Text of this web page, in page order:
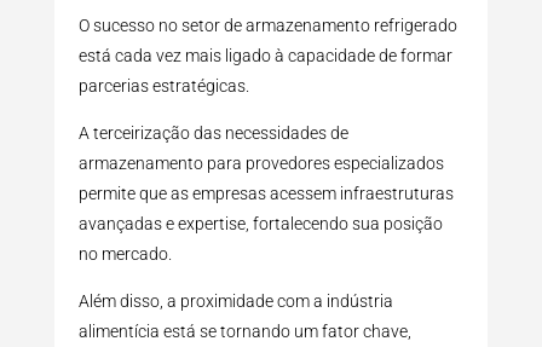
O sucesso no setor de armazenamento refrigerado
está cada vez mais ligado à capacidade de formar
parcerias estratégicas.
A terceirização das necessidades de
armazenamento para provedores especializados
permite que as empresas acessem infraestruturas
avançadas e expertise, fortalecendo sua posição
no mercado.
Além disso, a proximidade com a indústria
alimentícia está se tornando um fator chave,